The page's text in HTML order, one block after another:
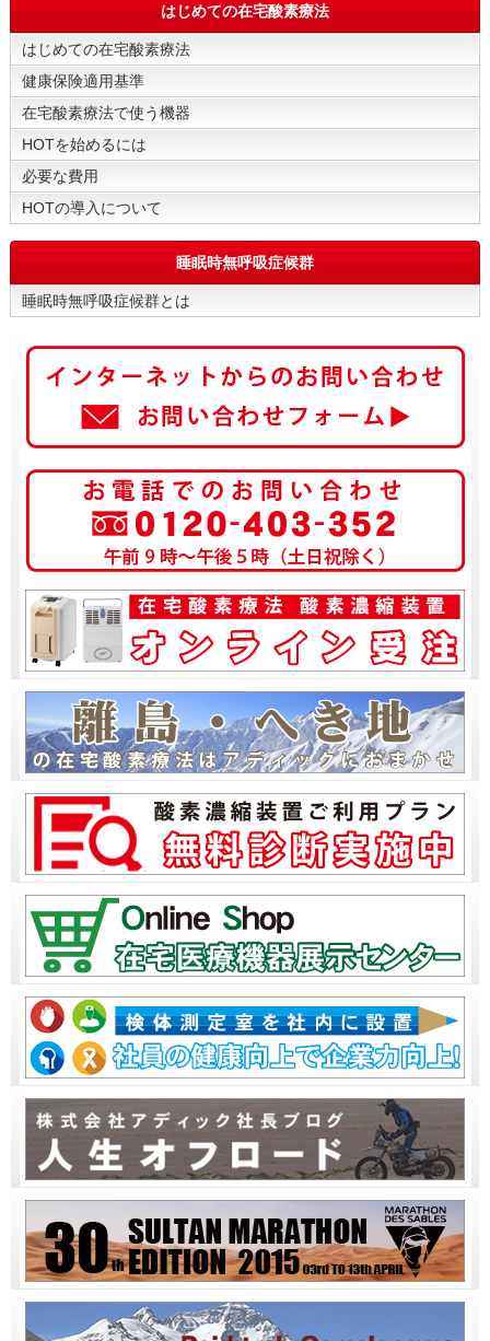
はじめての在宅酸素療法
はじめての在宅酸素療法
健康保険適用基準
在宅酸素療法で使う機器
HOTを始めるには
必要な費用
HOTの導入について
睡眠時無呼吸症候群
睡眠時無呼吸症候群とは